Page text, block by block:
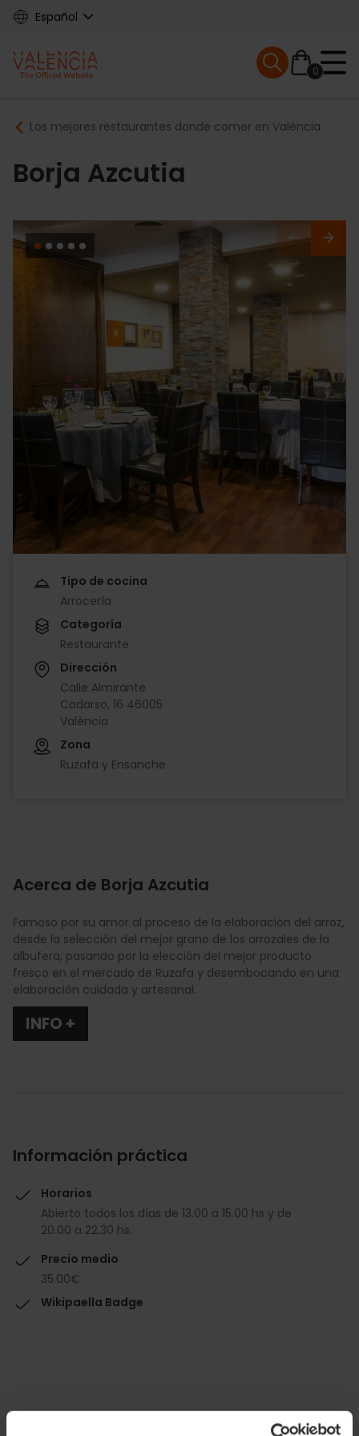
Skip
content
Español
Main
navigation
0
Mobile menu
Breadcrumb
Los mejores restaurantes donde comer en València
Borja Azcutia
Tipo de cocina
Arrocería
Categoría
Restaurante
Dirección
Calle Almirante
Cadarso, 16 46005
València
Zona
Ruzafa y Ensanche
Acerca de Borja Azcutia
Famoso por su amor al proceso de la elaboración del arroz,
desde la selección del mejor grano de los arrozales de la
albufera, pasando por la elección del mejor producto
fresco en el mercado de Ruzafa y desembocando en una
elaboración cuidada y artesanal.
INFO +
Información práctica
Horarios
Abierto todos los días de 13.00 a 15.00 hs y de
20.00 a 22.30 hs.
Precio medio
35.00€
Wikipaella Badge